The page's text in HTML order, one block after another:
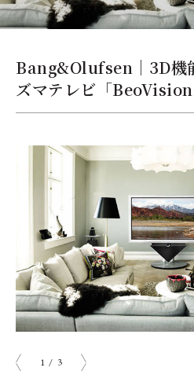
Bang&Olufsen｜3D機
ズマテレビ「
1 / 3